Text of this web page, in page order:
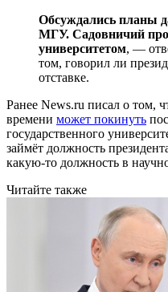
Обсуждались планы
МГУ. Садовничий
университетом, —
том, говорил ли
отставке.
Ранее News.ru писал о том,
времени может покинуть
государственного
займёт должность
какую-то должность в
Читайте также